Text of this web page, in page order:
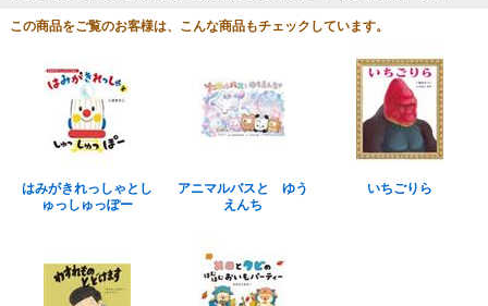
この商品をご覧のお客様は、こんな商品もチェックしています。
はみがきれっしゃとし
ゅっしゅっぽー
アニマルバスと ゆう
えんち
いちごりら